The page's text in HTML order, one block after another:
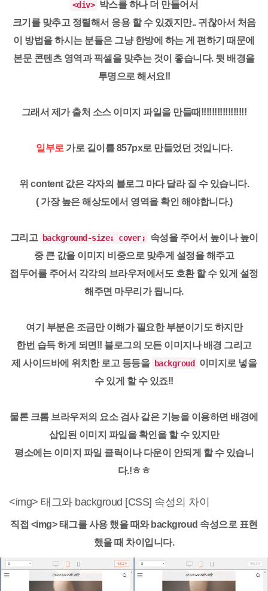
<div> 박스를 하나 더 만들어서
크기를 맞추고 정렬해서 응용 할 수 있겠지만.. 귀찮아서 처음
이 방법을 하시는 분들은 그냥 한방에 하는 게 편하기 때문에
본문 콘텐츠 영역과 픽셀을 맞추는 것이 좋습니다. 뒷 배경을
투명으로 해서요!!
그래서 제가 출처 소스 이미지 파일을 만들때 !!!!!!!!!!!!!!!!!
일부로 가로 길이를857px로 만들었던 것입니다.
위 content 값은 각자의 블로그 마다 달라 질 수 있습니다.
( 가장 높은 해상도에서 영역을 확인 해야합니다.)
그리고 background-size: cover;
속성을 주어서 높이나 높이
중 큰 값을 이미지 비중으로 맞추게 설정을 해주고
접두어를 주어서 각각의 브라우저에서도 호환 할 수 있게 설정
해주면 마무리가 됩니다.
여기 부분은 조금만 이해가 필요한 부분이기도 하지만
한번 습득 하게 되면!! 블로그의 모든 이미지나 배경 그리고
제 사이드바에 위치한 로고 등등을
backgroud
이미지로 넣을
수 있게 할 수 있죠!!
물론 크롬 브라우저의 요소 검사 같은 기능을 이용하면 배경에
삽입된 이미지 파일을 확인을 할 수 있지만
평소에는 이미지 파일 클릭이나 다운이 안되게 할 수 있습니
다.!ㅎㅎ
<img> 태그와 backgroud [CSS] 속성의 차이
직접 <img> 태그를 사용 했을 때와 backgroud 속성으로 표현
했을 때 차이입니다.